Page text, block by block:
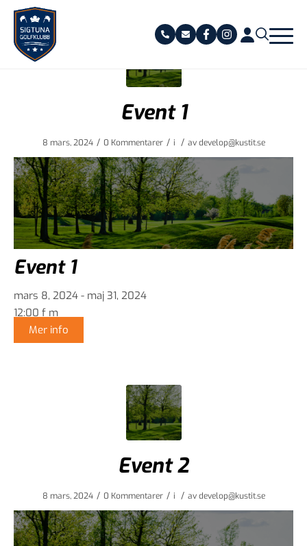
Event 1
8 mars, 2024 / 0 Kommentarer / i / avdevelop@kustit.se
Event 1
mars 8, 2024 - maj 31, 2024
12:00 f m
Mer info
Event 2
8 mars, 2024 / 0 Kommentarer / i / avdevelop@kustit.se